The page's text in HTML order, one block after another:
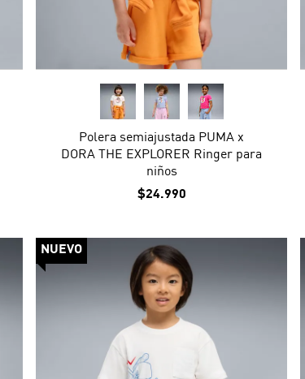
Polera semiajustada PUMA x
DORA THE EXPLORER Ringer para
niños
$24.990
NUEVO